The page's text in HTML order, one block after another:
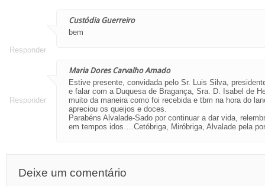
Custódia Guerreiro
bem
Responder
Maria Dores Carvalho Amado
Estive presente, convidada pelo Sr. Luis Silva,
e falar com a Duquesa de Bragança, Sra. D. Isabel de
muito da maneira como foi recebida e tbm na hora do
apreciou os queijos e doces.
Parabéns Alvalade-Sado por continuar a dar vida,
em tempos idos….Cetóbriga, Miróbriga, Alvalade pela
Responder
Deixe um comentário